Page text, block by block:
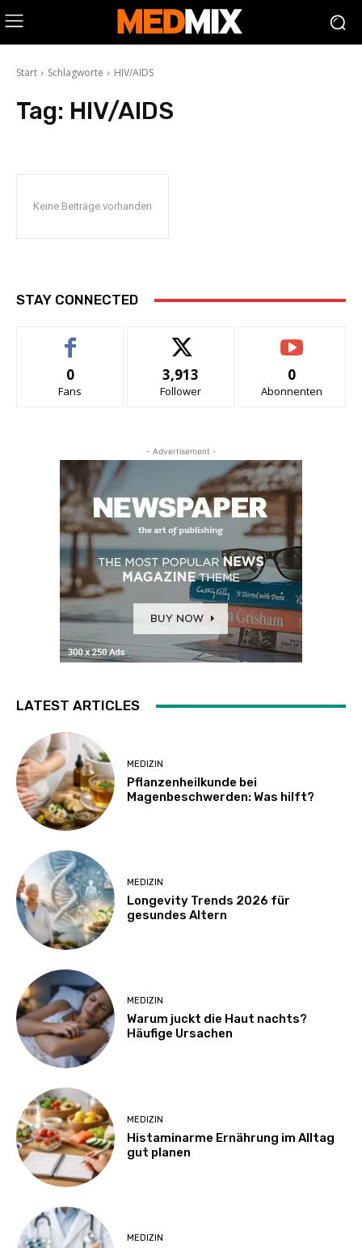
Start Schlagworte HIV/AIDS
Tag: HIV/AIDS
Keine Beiträge vorhanden
STAY CONNECTED
0
Fans
3,913
Follower
0
Abonnenten
- Advertisement -
LATEST ARTICLES
MEDIZIN
Pflanzenheilkunde bei
Magenbeschwerden: Was hilft?
MEDIZIN
Longevity Trends 2026 für
gesundes Altern
MEDIZIN
Warum juckt die Haut nachts?
Häufige Ursachen
MEDIZIN
Histaminarme Ernährung im Alltag
gut planen
MEDIZIN